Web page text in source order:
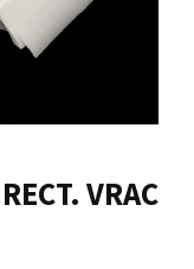
VRAC